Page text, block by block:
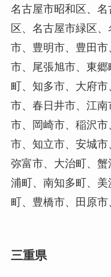
名古屋市昭和区、
区、名古屋市緑区
市、豊明市、豊田
市、尾張旭市、東
町、知多市、大府
市、春日井市、江
市、岡崎市、稲沢
市、知立市、安城市
弥富市、大治町、
浦町、南知多町、
町、豊橋市、田原市
三重県